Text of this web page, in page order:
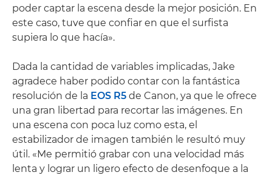
poder captar la escena desde la mejor posición. En
este caso, tuve que confiar en que el surfista
supiera lo que hacía».
Dada la cantidad de variables implicadas, Jake
agradece haber podido contar con la fantástica
resolución de la EOS R5 de Canon, ya que le ofrece
una gran libertad para recortar las imágenes. En
una escena con poca luz como esta, el
estabilizador de imagen también le resultó muy
útil. «Me permitió grabar con una velocidad más
lenta y lograr un ligero efecto de desenfoque a la